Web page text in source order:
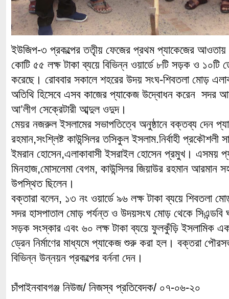
ইউজিপ-৩ প্রকল্পের ততৃীয় ফেজের প্রথম প্যাকেজের আওতায়
কোটি ৫৫ লক্ষ টাকা ব্যয়ে বিভিন্ন ওয়ার্ডে ৮টি সড়ক ও ১০টি
করেছে। রোববার সকালে শহরের উদয় সংঘ-শিবতলা মোড়
অতিথি হিসেবে এসব কাজের প্যাকেজ উদ্বোধন করেন সদর
আ’লীগ সেক্রেটারী আব্দুল ওদুদ।
মেয়র নজরুল ইসলামের সভাপতিত্বে অনুষ্ঠানে বক্তব্য দেন
রহমান,সংশ্লিষ্ট কাউন্সিলর তসিকুল ইসলাম.নির্বাহী প্রকৌশলী
ইমরান হোসেন,এলাকাবাসী ইসরাইল হোসেন প্রমুখ। এসময়
মিনহাজ,মোসলেমা বেগম, কাউন্সিলর জিয়াউর রহমান আরমান
উপস্থিত ছিলেন।
বক্তারা বলেন, ১৩ নং ওয়ার্ডে ৯৬ লক্ষ টাকা ব্যয়ে শিবতলা
সদর হাসপাতাল মোড় পর্যন্ত ও উদয়সংঘ মোড় থেকে সিএন্ডবি
সড়ক সংস্কার এবং ৬০ লক্ষ টাকা ব্যয়ে ফুলকুঁড়ি ইসলামিক
ড্রেন নির্মাণের মাধ্যমে প্যাকেজ শুরু করা হল। বক্তরা
বিভিন্ন উন্নয়ন প্রকল্পের বর্ননা দেন।
চাঁপাইনবাবগঞ্জ নিউজ/ নিজস্ব প্রতিবেদক/ ০৭-০৬-২০